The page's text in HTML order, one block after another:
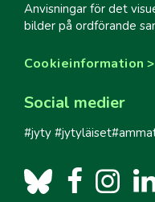
Anvisningar för det
bilder på ordförande
Cookieinformation
Social medier
#jyty